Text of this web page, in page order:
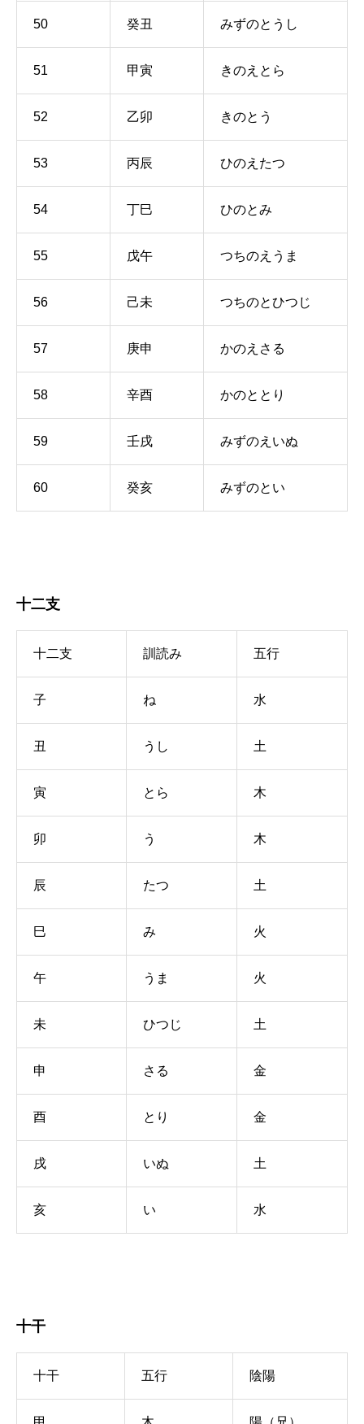
50 癸丑 みずのとうし
51 甲寅 きのえとら
52 乙卯 きのとう
53 丙辰 ひのえたつ
54 丁巳 ひのとみ
55 戊午 つちのえうま
56 己未 つちのとひつじ
57 庚申 かのえさる
58 辛酉 かのととり
59 壬戌 みずのえいぬ
60 癸亥 みずのとい
十二支
十二支 訓読み 五行
子 ね 水
丑 うし 土
寅 とら 木
卯 う 木
辰 たつ 土
巳 み 火
午 うま 火
未 ひつじ 土
申 さる 金
酉 とり 金
戌 いぬ 土
亥 い 水
十干
十干 五行 陰陽